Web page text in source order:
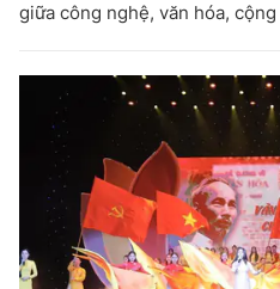
giữa công nghệ, văn hóa,